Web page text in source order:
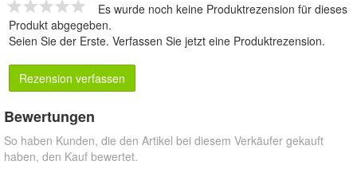
Es wurde noch keine Produktrezension für dieses
Produkt abgegeben.
Seien Sie der Erste. Verfassen Sie jetzt eine Produktrezension.
Rezension verfassen
Bewertungen
So haben Kunden, die den Artikel bei diesem Verkäufer gekauft
haben, den Kauf bewertet.